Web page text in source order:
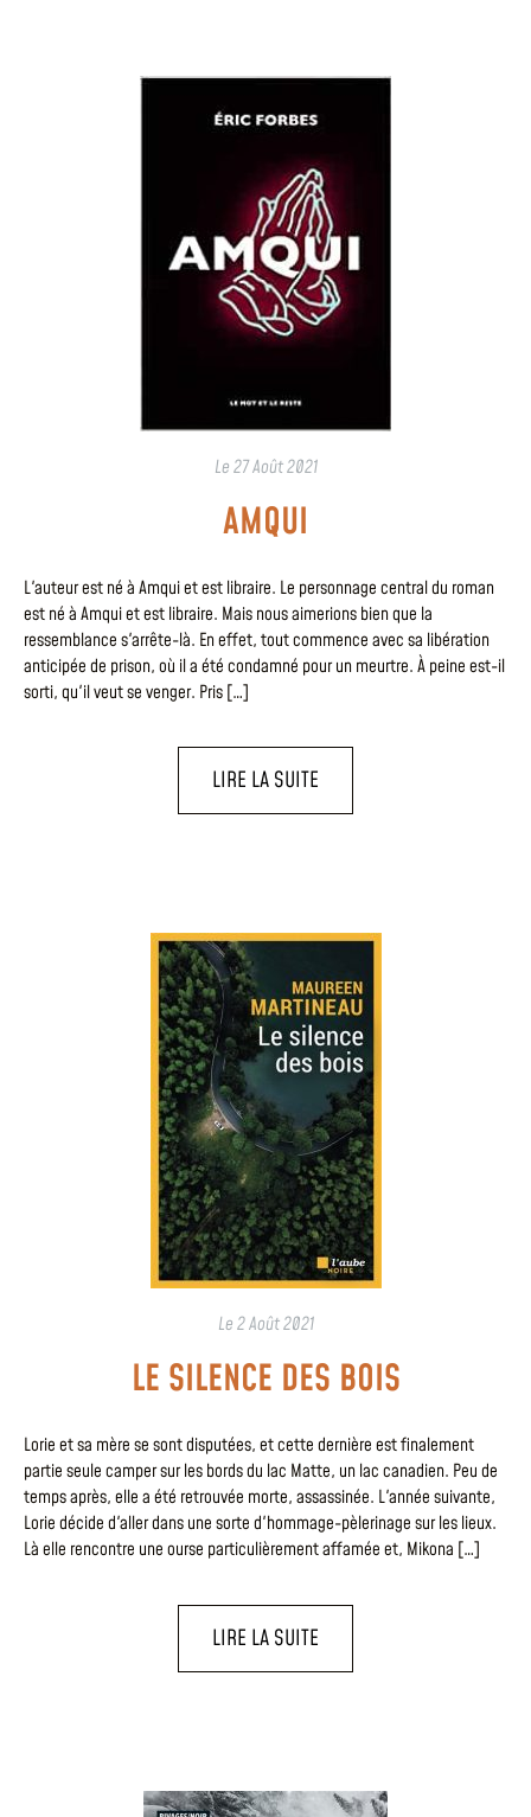
Le27 Août 2021
AMQUI
L'auteur est né à Amqui et est libraire. Le personnage central du roman
est né à Amqui et est libraire. Mais nous aimerions bien que la
ressemblance s'arrête-là. En effet, tout commence avec sa libération
anticipée de prison, où il a été condamné pour un meurtre. À peine est-il
sorti, qu'il veut se venger. Pris […]
LIRE LA SUITE
Le2 Août 2021
LE SILENCE DES BOIS
Lorie et sa mère se sont disputées, et cette dernière est finalement
partie seule camper sur les bords du lac Matte, un lac canadien. Peu de
temps après, elle a été retrouvée morte, assassinée. L'année suivante,
Lorie décide d'aller dans une sorte d'hommage-pèlerinage sur les lieux.
Là elle rencontre une ourse particulièrement affamée et, Mikona […]
LIRE LA SUITE